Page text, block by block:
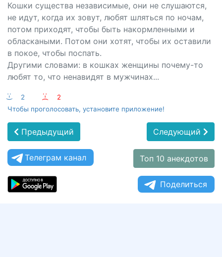
Кошки существа независимые, они не слушаются,
не идут, когда их зовут, любят шляться по ночам,
потом приходят, чтобы быть накормленными и
обласкаными. Потом они хотят, чтобы их оставили
в покое, чтобы поспать.
Другими словами: в кошках женщины почему-то
любят то, что ненавидят в мужчинах...
:-) 2 :-(
2
Чтобы проголосовать, установите приложение!
Предыдущий Следующий
Телеграм канал Топ 10 анекдотов
Поделиться